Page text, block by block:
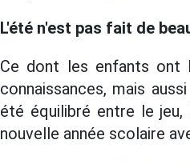
L'été n'est pas fait de
Ce dont les enfants ont
connaissances, mais
été équilibré entre le
nouvelle année scolaire